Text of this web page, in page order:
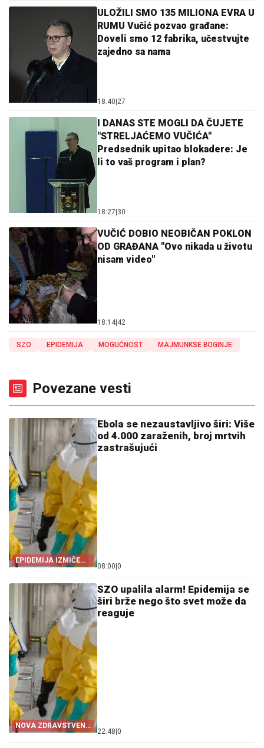
ULOŽILI SMO 135 MILIONA EVRA U
RUMU Vučić pozvao građane:
Doveli smo 12 fabrika, učestvujte
zajedno sa nama
18:40 27
I DANAS STE MOGLI DA ČUJETE
"STRELJAĆEMO VUČIĆA"
Predsednik upitao blokadere: Je
li to vaš program i plan?
18:27 30
VUČIĆ DOBIO NEOBIČAN POKLON
OD GRAĐANA "Ovo nikada u životu
nisam video"
18:14 42
SZO EPIDEMIJA MOGUĆNOST MAJMUNKSE BOGINJE
Povezane vesti
EPIDEMIJA IZMIČE
KONTROLI!
Ebola se nezaustavljivo širi: Više
od 4.000 zaraženih, broj mrtvih
zastrašujući
08:00 0
NOVA ZDRAVSTVENA
PRETNJA
SZO upalila alarm! Epidemija se
širi brže nego što svet može da
reaguje
22:48 0